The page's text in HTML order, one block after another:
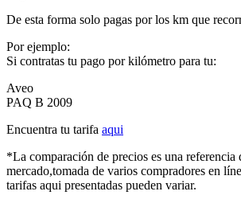
De esta forma solo pagas por los km que
Por ejemplo:
Si contratas tu pago por kilómetro para tu:
Aveo
PAQ B 2009
Encuentra tu tarifa aqui
*La comparación de precios es una referencia
mercado,tomada de varios compradores en
tarifas aqui presentadas pueden variar.